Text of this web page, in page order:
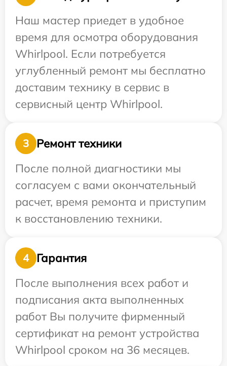
Наш мастер приедет в удобное
время для осмотра оборудования
Whirlpool. Если потребуется
углубленный ремонт мы бесплатно
доставим технику в сервис в
сервисный центр Whirlpool.
3
Ремонт техники
После полной диагностики мы
согласуем с вами окончательный
расчет, время ремонта и приступим
к восстановлению техники.
4
Гарантия
После выполнения всех работ и
подписания акта выполненных
работ Вы получите фирменный
сертификат на ремонт устройства
Whirlpool сроком на 36 месяцев.